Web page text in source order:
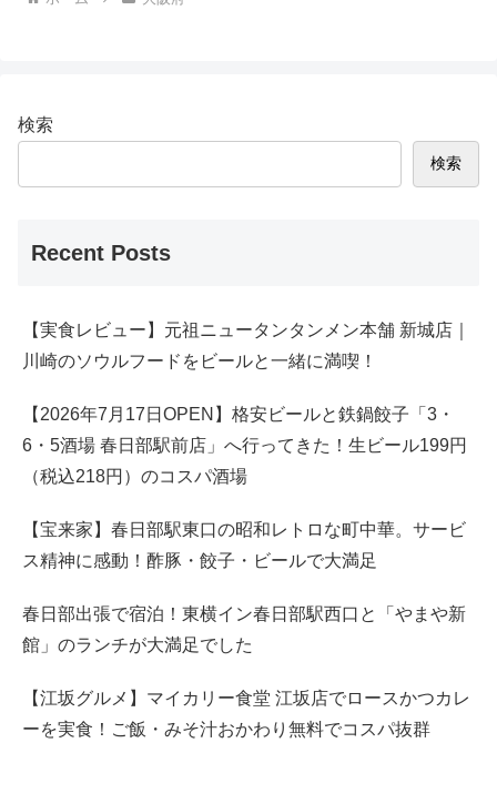
検索
検索
Recent Posts
【実食レビュー】元祖ニュータンタンメン本舗 新城店｜
川崎のソウルフードをビールと一緒に満喫！
【2026年7月17日OPEN】格安ビールと鉄鍋餃子「3・
6・5酒場 春日部駅前店」へ行ってきた！生ビール199円
（税込218円）のコスパ酒場
【宝来家】春日部駅東口の昭和レトロな町中華。サービ
ス精神に感動！酢豚・餃子・ビールで大満足
春日部出張で宿泊！東横イン春日部駅西口と「やまや新
館」のランチが大満足でした
【江坂グルメ】マイカリー食堂 江坂店でロースかつカレ
ーを実食！ご飯・みそ汁おかわり無料でコスパ抜群